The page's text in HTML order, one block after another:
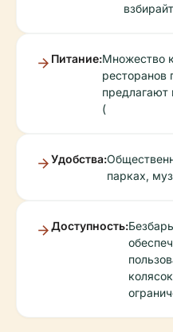
Питание:Множество
ресторанов
(
Удобства:
парках,
Доступность: